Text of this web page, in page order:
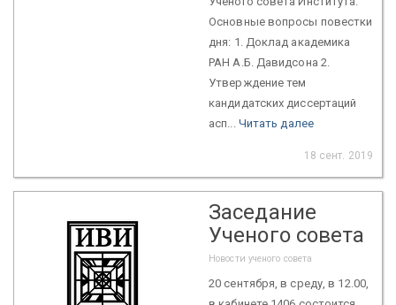
Основные вопросы повестки
дня: 1. Доклад академика
РАН А.Б. Давидсона 2.
Утверждение тем
кандидатских диссертаций
асп... Читать далее
18 сент. 2019
Заседание
Ученого совета
Новости ученого совета
20 сентября, в среду, в 12.00,